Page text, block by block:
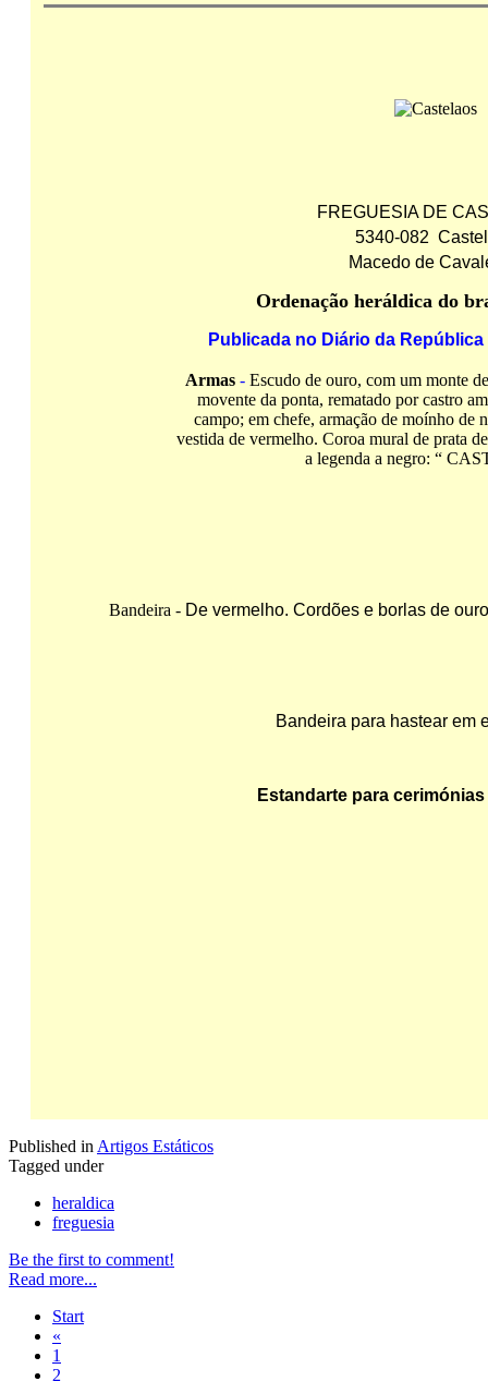
FREGUESIA DE
5340-082
Macedo de
Ordenação heráldica do
Publicada no Diário da República
Armas -Escudo de ouro, com um monte
movente da ponta, rematado por castro
campo; em chefe, armação de moínho de
vestida de vermelho. Coroa mural de prata
a legenda a negro: “
Bandeira - De vermelho. Cordões e borlas de
Bandeira para hastear em
Estandarte para
Published in Artigos Estáticos
Tagged under
heraldica
freguesia
Be the first to comment!
Read more...
Start
«
1
2